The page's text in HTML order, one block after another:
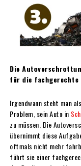
Die
für die
Irgendwann steht man
Problem, sein Auto in
zu müssen. Die
übernimmt diese
oftmals nicht mehr
führt sie einer